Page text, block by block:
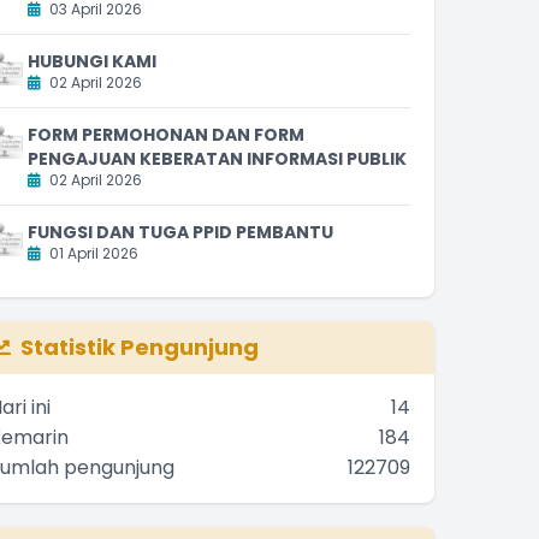
03 April 2026
HUBUNGI KAMI
02 April 2026
FORM PERMOHONAN DAN FORM
PENGAJUAN KEBERATAN INFORMASI PUBLIK
02 April 2026
FUNGSI DAN TUGA PPID PEMBANTU
01 April 2026
Statistik Pengunjung
ini
14
184
pengunjung
122709